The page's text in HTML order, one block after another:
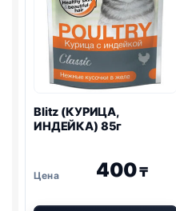
Blitz (КУРИЦА,
ИНДЕЙКА) 85г
400₸